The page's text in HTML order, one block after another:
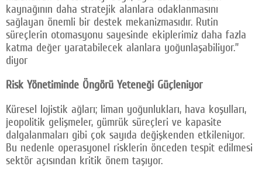
kaynağının daha stratejik alanlara odaklanmasını
sağlayan önemli bir destek mekanizmasıdır. Rutin
süreçlerin otomasyonu sayesinde ekiplerimiz daha fazla
katma değer yaratabilecek alanlara yoğunlaşabiliyor.”
diyor
Risk Yönetiminde Öngörü Yeteneği Güçleniyor
Küresel lojistik ağları; liman yoğunlukları, hava koşulları,
jeopolitik gelişmeler, gümrük süreçleri ve kapasite
dalgalanmaları gibi çok sayıda değişkenden etkileniyor.
Bu nedenle operasyonel risklerin önceden tespit edilmesi
sektör açısından kritik önem taşıyor.